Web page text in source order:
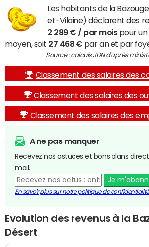
Les habitants de la
et-Vilaine) déclarent des
2 289 € / par moispour un
moyen, soit 27 468 € par an et par
Source : calculs JDN d'après
Classement des salaires des
Classement des salaires des
Classement des salaires des
A ne pas manquer
Recevez nos astuces et bons plans
mail.
Je
En savoir plus sur notre politique de confidentialité
Evolution des revenus à la
Désert